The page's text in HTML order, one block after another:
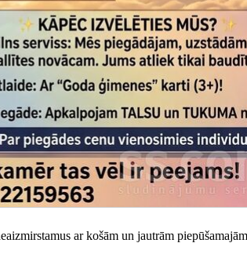
ar košām un jautrām piepūšamajām